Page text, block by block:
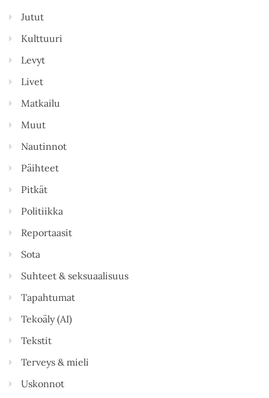
Jutut
Kulttuuri
Levyt
Livet
Matkailu
Muut
Nautinnot
Päihteet
Pitkät
Politiikka
Reportaasit
Sota
Suhteet & seksuaalisuus
Tapahtumat
Tekoäly (AI)
Tekstit
Terveys & mieli
Uskonnot